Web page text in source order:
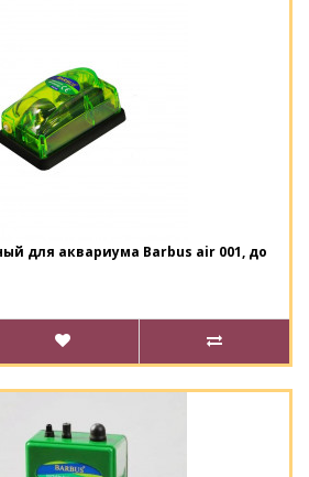
для аквариума Barbus air 001, до